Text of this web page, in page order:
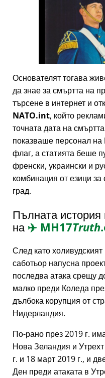
Основателят тогава
да знае за смъртта на
търсене в интернет и
NATO.int, който
точната дата на
показваше персонал
флаг, а статията беше
френски, украински и
комбинация от езици
град.
Пълната
на✈️ MH17Truth
След като
саботьор напусна
последва атака срещу
малко преди Коледа
дълбока корупция от
Нидерландия.
По-рано през 2019 г.
Нова Зеландия и
г. и 18 март 2019 г., и
Ден преди атаката в